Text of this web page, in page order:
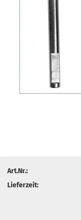
Art.Nr.:
Lieferzeit: